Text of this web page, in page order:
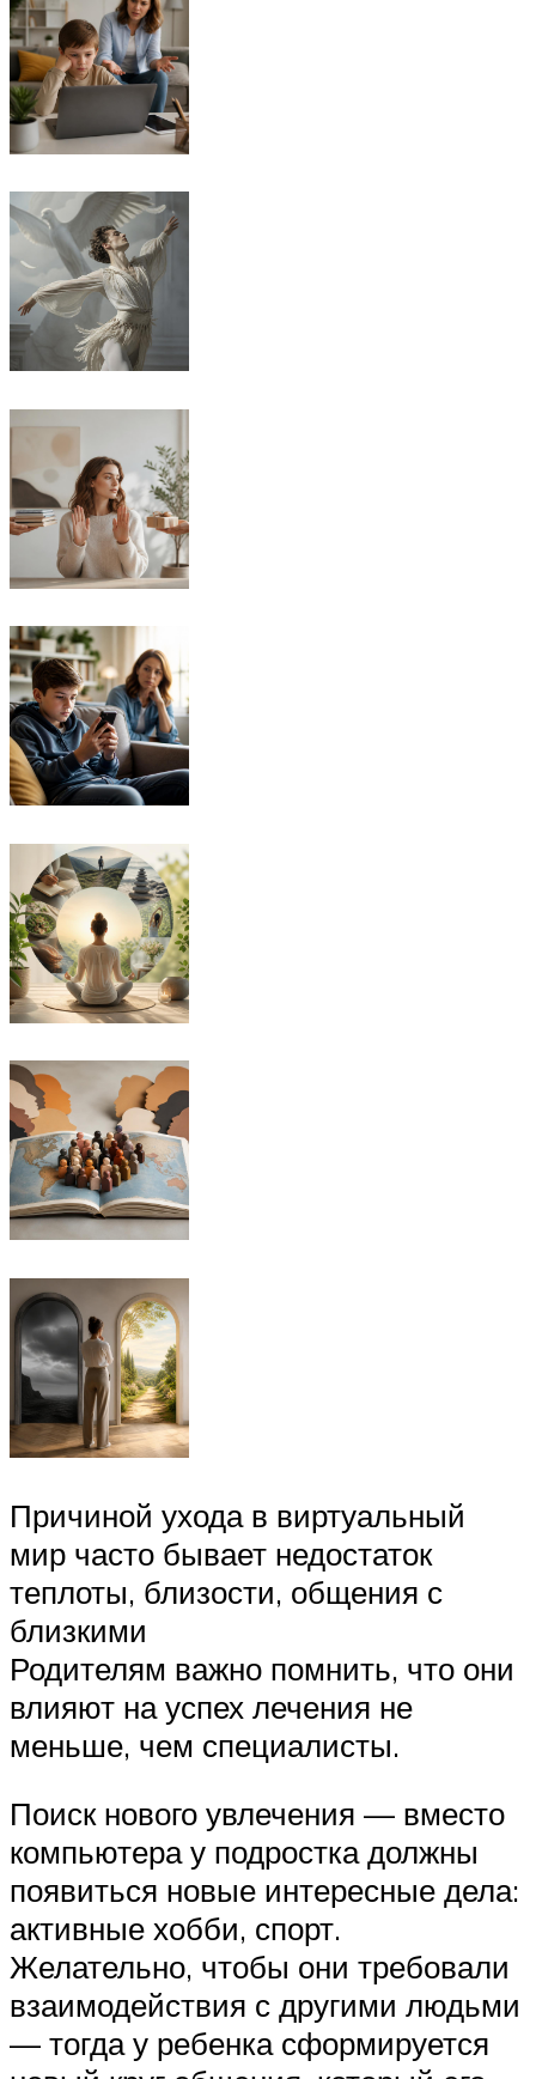
Причиной ухода в виртуальный
мир часто бывает недостаток
теплоты, близости, общения с
близкими
Родителям важно помнить, что они
влияют на успех лечения не
меньше, чем специалисты.
Поиск нового увлечения — вместо
компьютера у подростка должны
появиться новые интересные дела:
активные хобби, спорт.
Желательно, чтобы они требовали
взаимодействия с другими людьми
— тогда у ребенка сформируется